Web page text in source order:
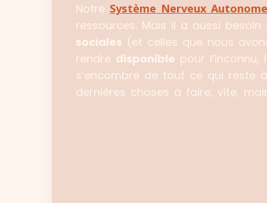
Notre Système Nerveux Autonome
ressources. Mais il a aussi besoin
sociales (et celles que nous
rendre disponible pour
s’encombre de tout ce qui reste
dernières choses à faire, vite,